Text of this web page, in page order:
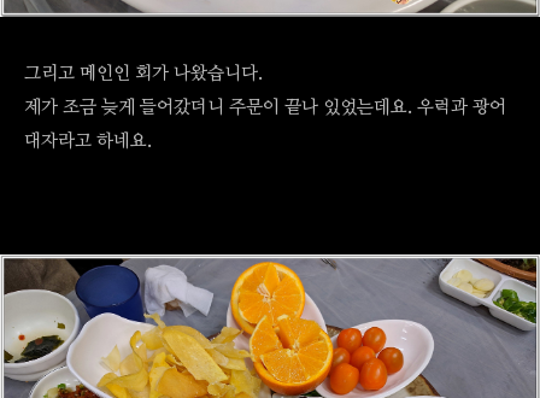
그리고 메인인 회가 나왔습니다.
제가 조금 늦게 들어갔더니 주문이 끝나 있었는데요. 우럭과 광어
대자라고 하네요.